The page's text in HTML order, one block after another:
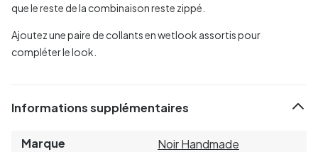
que le reste de la combinaison reste zippé.
Ajoutez une paire de collants en wetlook assortis pour
compléter le look.
Informations supplémentaires
Marque
Noir Handmade